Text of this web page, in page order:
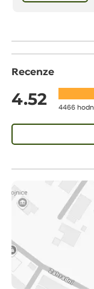
bezstarostnosti
Recenze
4.52 4466
Vše v
ověřený
Rostlina mi
Zuzana
Spokojenost s